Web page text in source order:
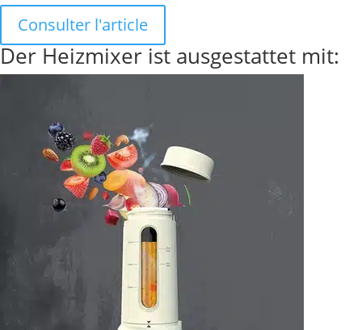
Consulter l'article
Der Heizmixer ist ausgestattet mit: